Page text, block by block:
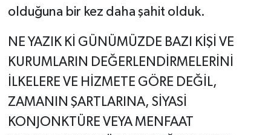
olduğuna bir kez daha şahit olduk.
NE YAZIK Kİ GÜNÜMÜZDE BAZI KİŞİ VE
KURUMLARIN DEĞERLENDİRMELERİNİ
İLKELERE VE HİZMETE GÖRE DEĞİL,
ZAMANIN ŞARTLARINA, SİYASİ
KONJONKTÜRE VEYA MENFAAT